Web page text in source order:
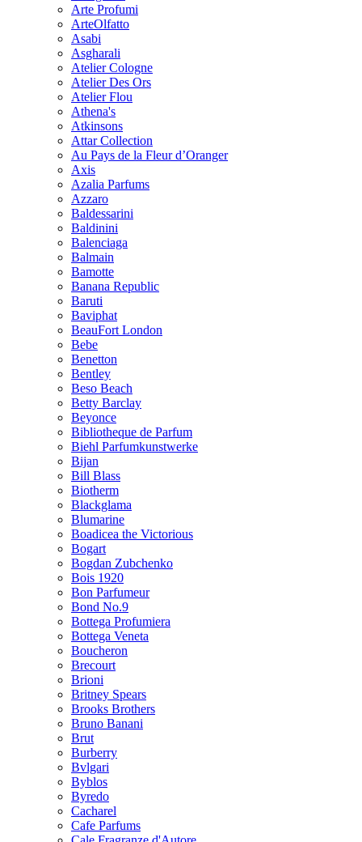
Arte Profumi
ArteOlfatto
Asabi
Asgharali
Atelier Cologne
Atelier Des Ors
Atelier Flou
Athena's
Atkinsons
Attar Collection
Au Pays de la Fleur d’Oranger
Axis
Azalia Parfums
Azzaro
Baldessarini
Baldinini
Balenciaga
Balmain
Bamotte
Banana Republic
Baruti
Baviphat
BeauFort London
Bebe
Benetton
Bentley
Beso Beach
Betty Barclay
Beyonce
Bibliotheque de Parfum
Biehl Parfumkunstwerke
Bijan
Bill Blass
Biotherm
Blackglama
Blumarine
Boadicea the Victorious
Bogart
Bogdan Zubchenko
Bois 1920
Bon Parfumeur
Bond No.9
Bottega Profumiera
Bottega Veneta
Boucheron
Brecourt
Brioni
Britney Spears
Brooks Brothers
Bruno Banani
Brut
Burberry
Bvlgari
Byblos
Byredo
Cacharel
Cafe Parfums